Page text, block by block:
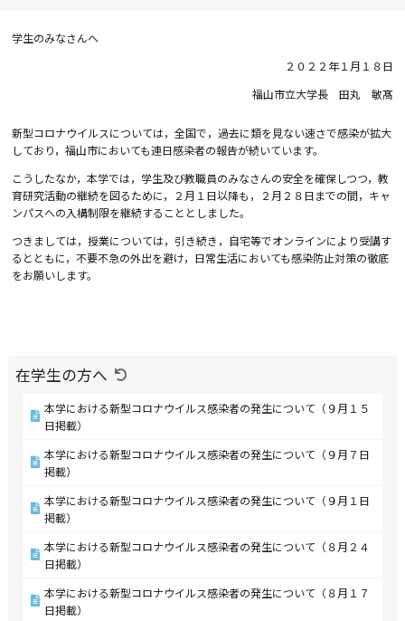
学生のみなさんへ
２０２２年１月１８日
福山市立大学長 田丸 敏髙
新型コロナウイルスについては，全国で，過去に類を見ない速さで感染が拡大
しており，福山市においても連日感染者の報告が続いています。
こうしたなか，本学では，学生及び教職員のみなさんの安全を確保しつつ，教
育研究活動の継続を図るために，２月１日以降も，２月２８日までの間，キャ
ンパスへの入構制限を継続することとしました。
つきましては，授業については，引き続き，自宅等でオンラインにより受講す
るとともに，不要不急の外出を避け，日常生活においても感染防止対策の徹底
をお願いします。
在学生の方へ
本学における新型コロナウイルス感染者の発生について（９月１５
日掲載）
本学における新型コロナウイルス感染者の発生について（９月７日
掲載）
本学における新型コロナウイルス感染者の発生について（９月１日
掲載）
本学における新型コロナウイルス感染者の発生について（８月２４
日掲載）
本学における新型コロナウイルス感染者の発生について（８月１７
日掲載）